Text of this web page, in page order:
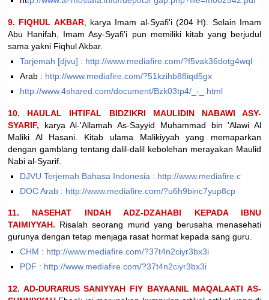
9. FIQHUL AKBAR, karya Imam al-Syafi'i (204 H). Selain Imam
Abu Hanifah, Imam Asy-Syafi'i pun memiliki kitab yang berjudul
sama yakni Fiqhul Akbar.
Tarjemah [djvu] : http://www.mediafire.com/?f5vak36dotg4wql
Arab : http://www.mediafire.com/?51kzihb88iqd5gx
http://www.4shared.com/document/Bzk03tp4/_-_.html
10. HAULAL IHTIFAL BIDZIKRI MAULIDIN NABAWI ASY-
SYARIF, karya Al-'Allamah As-Sayyid Muhammad bin 'Alawi Al
Maliki Al Hasani. Kitab ulama Malikiyyah yang memaparkan
dengan gamblang tentang dalil-dalil kebolehan merayakan Maulid
Nabi al-Syarif.
DJVU Terjemah Bahasa Indonesia : http://www.mediafire.c
DOC Arab : http://www.mediafire.com/?u6h9binc7yup8cp
11. NASEHAT INDAH ADZ-DZAHABI KEPADA IBNU
TAIMIYYAH. Risalah seorang murid yang berusaha menasehati
gurunya dengan tetap menjaga rasat hormat kepada sang guru.
CHM : http://www.mediafire.com/?37t4n2ciyr3bx3i
PDF : http://www.mediafire.com/?37t4n2ciyr3bx3i
12. AD-DURARUS SANIYYAH FIY BAYAANIL MAQALAATI AS-